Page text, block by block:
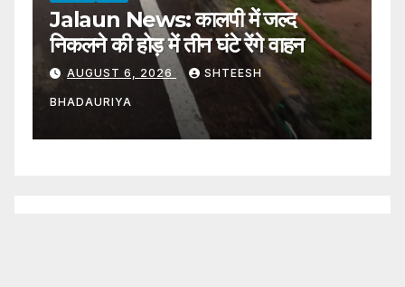
Jalaun News: कालपी में जल्द
निकलने की होड़ में तीन घंटे रेंगे वाहन
AUGUST 6, 2026 SHTEESH
BHADAURIYA